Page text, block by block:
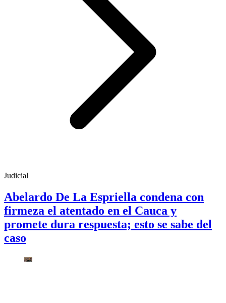
Judicial
Abelardo De La Espriella condena con
firmeza el atentado en el Cauca y
promete dura respuesta; esto se sabe del
caso